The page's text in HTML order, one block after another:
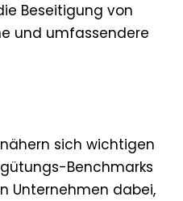
Beseitigung von
und umfassendere
sich wichtigen
Benchmarks
Unternehmen dabei,